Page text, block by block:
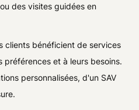
des visites guidées en
clients bénéficient de services
préférences et à leurs besoins.
personnalisées, d'un SAV